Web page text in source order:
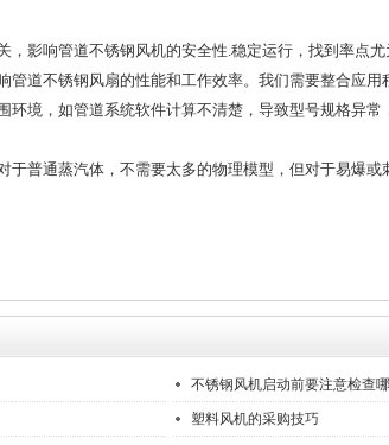
影响管道不锈钢风机的安全性.稳定运行，找到率点尤
道不锈钢风扇的性能和工作效率。我们需要整合应用
环境，如管道系统软件计算不清楚，导致型号规格异
于普通蒸汽体，不需要太多的物理模型，但对于易爆
不锈钢风机启动前要注意检查
塑料风机的采购技巧